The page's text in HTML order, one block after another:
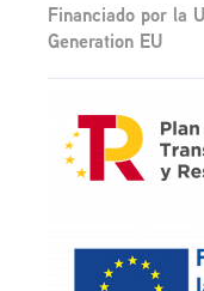
Financiado por la
Generation EU